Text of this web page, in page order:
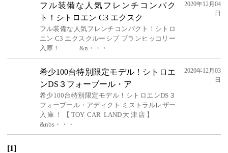
フル装備な人気フレンチコンパク
ト！シトロエン C3 エクスク
フル装備な人気フレンチコンパクト！シトロ
エン C3 エクスクルーシブ ブランヒッコリー
入庫！ &n・・・
2020年12月04
日
希少100台特別限定モデル！シトロエ
ンDS３フォーブール・ア
希少100台特別限定モデル！シトロエンDS３
フォーブール・アディクト ミストラルレザー
入庫！【TOY CAR LAND大津店】
&nbs・・・
2020年12月03
日
[1]